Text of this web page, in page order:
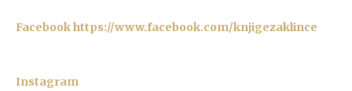
Facebook https://www.facebook.com/knjigezaklince
Instagram